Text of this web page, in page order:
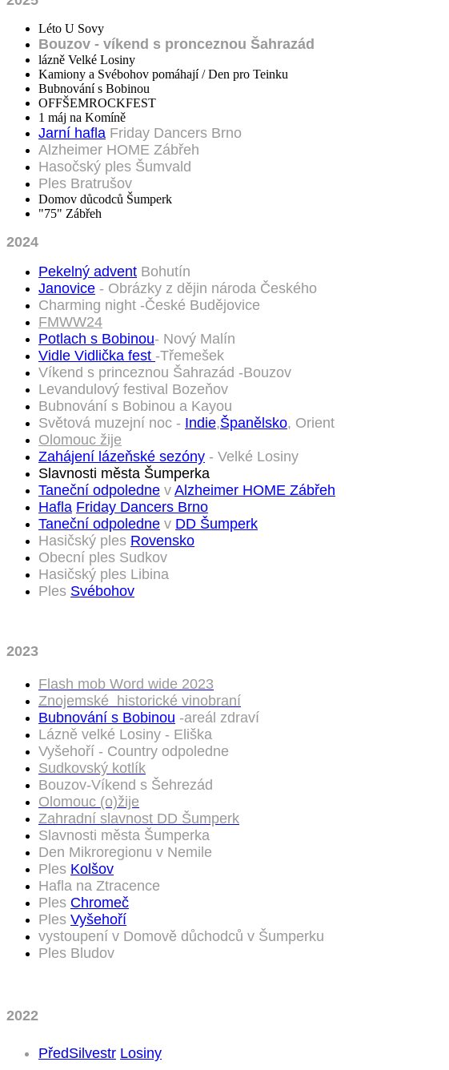
Léto U Sovy
Bouzov - víkend s pronceznou Šahrazád
lázně Velké Losiny
Kamiony a Svébohov pomáhají / Den pro Teinku
Bubnování s Bobinou
OFFŠEMROCKFEST
1 máj na Komíně
Jarní hafla Friday Dancers Brno
Alzheimer HOME Zábřeh
Hasočský ples Šumvald
Ples Bratrušov
Domov důcodců Šumperk
"75" Zábřeh
2024
Pekelný advent Bohutín
Janovice - Obrázky z dějin národa Českého
Charming night -České Budějovice
FMWW24
Potlach s Bobinou- Nový Malín
Vidle Vidlička fest -Třemešek
Víkend s princeznou Šahrazád -Bouzov
Levandulový festival Bozeňov
Bubnování s Bobinou a Kayou
Světová muzejní noc - Indie,Španělsko, Orient
Olomouc žije
Zahájení lázeňské sezóny - Velké Losiny
Slavnosti města Šumperka
Taneční odpoledne v Alzheimer HOME Zábřeh
Hafla Friday Dancers Brno
Taneční odpoledne v DD Šumperk
Hasičský ples Rovensko
Obecní ples Sudkov
Hasičský ples Libina
Ples Svébohov
2023
Flash mob Word wide 2023
Znojemské historické vinobraní
Bubnování s Bobinou -areál zdraví
Lázně velké Losiny - Eliška
Vyšehoří - Country odpoledne
Sudkovský kotlík
Bouzov-Víkend s Šehrezád
Olomouc (o)žije
Zahradní slavnost DD Šumperk
Slavnosti města Šumperka
Den Mikroregionu v Nemile
Ples Kolšov
Hafla na Ztracence
Ples Chromeč
Ples Vyšehoří
vystoupení v Domově důchodců v Šumperku
Ples Bludov
2022
PředSilvestr Losiny